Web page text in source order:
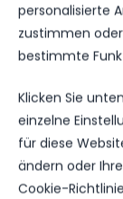
personalisierte
zustimmen
bestimmte
Klicken Sie
einzelne
für diese
ändern oder
Cookie-
DATUM
SA.., 02.
DEZ.
2023
11:30
Uhr